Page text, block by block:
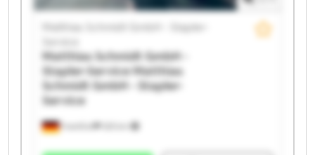
Frankfurt
Matthias Schmidt GmbH - Stapler-
Matthias Schmidt GmbH -
Stapler-ServiceMatthias
Schmidt GmbH - Stapler-
Service